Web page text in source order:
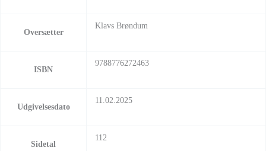
Oversætter
Klavs Brøndum
ISBN
9788776272463
Udgivelsesdato
11.02.2025
Sidetal
112